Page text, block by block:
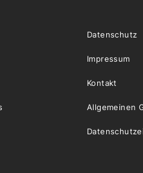
Datenschutz
Impressum
Kontakt
Allgemeinen